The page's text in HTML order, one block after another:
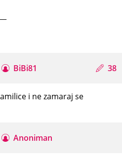
BiBi81 38
i ne zamaraj se
Anoniman